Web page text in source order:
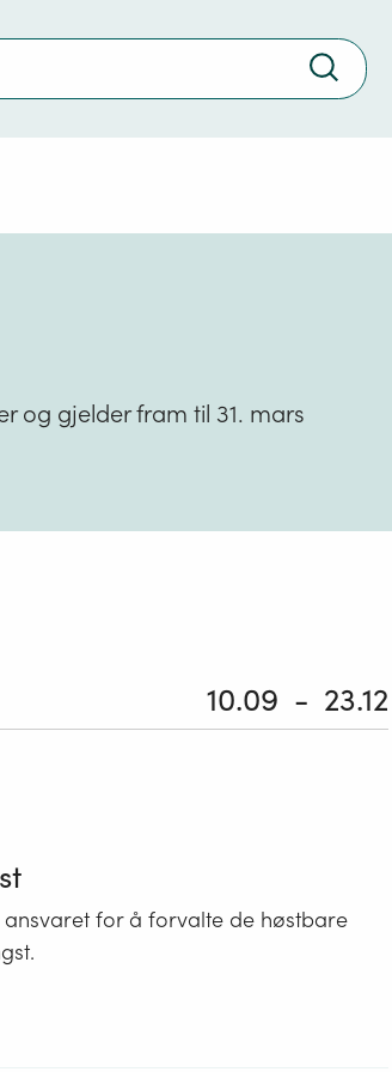
Trykk
søke
og gjelder fram til 31. mars
10.09 23.12
for å forvalte de høstbare